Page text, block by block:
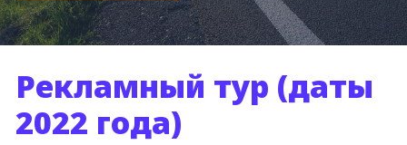
Рекламный тур (даты
2022 года)